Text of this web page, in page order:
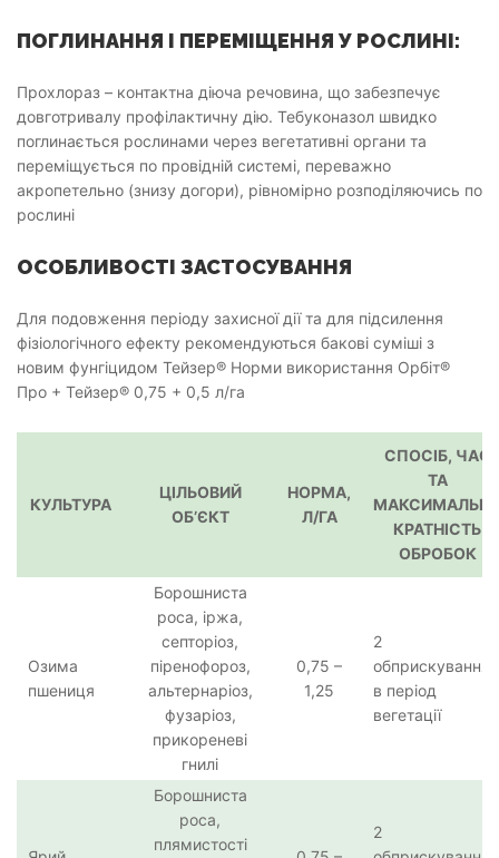
ПОГЛИНАННЯ І ПЕРЕМІЩЕННЯ У РОСЛИНІ:
Прохлораз – контактна діюча речовина, що забезпечує
довготривалу профілактичну дію. Тебуконазол швидко
поглинається рослинами через вегетативні органи та
переміщується по провідній системі, переважно
акропетельно (знизу догори), рівномірно розподіляючись по
рослині
ОСОБЛИВОСТІ ЗАСТОСУВАННЯ
Для подовження періоду захисної дії та для підсилення
фізіологічного ефекту рекомендуються бакові суміші з
новим фунгіцидом Тейзер® Норми використання Орбіт®
Про + Тейзер® 0,75 + 0,5 л/га
КУЛЬТУРА
ЦІЛЬОВИЙ
ОБ’ЄКТ
НОРМА,
Л/ГА
СПОСІБ, ЧАС
ТА
КРАТНІСТЬ
ОБРОБОК
Озима
пшениця
Борошниста
роса, іржа,
септоріоз,
піренофороз,
альтернаріоз,
фузаріоз,
прикореневі
гнилі
0,75 –
1,25
2
обприскування
в період
вегетації
Борошниста
роса,
плямистості
2